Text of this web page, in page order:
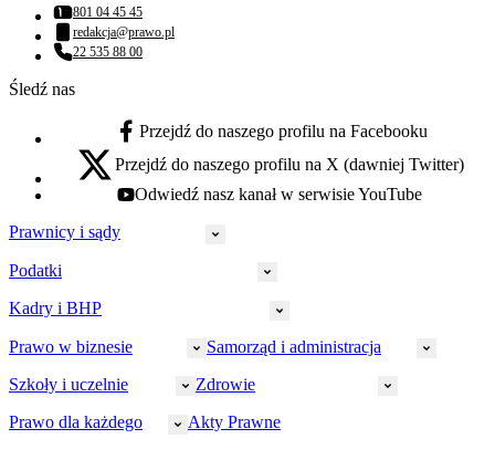
Numer telefonu:
801 04 45 45
Adres email:
redakcja@prawo.pl
Numer telefonu:
22 535 88 00
Śledź nas
facebook - otwiera się w nowej karcie
Przejdź do naszego profilu na Facebooku
x - otwiera się w nowej karcie
Przejdź do naszego profilu na X (dawniej Twitter)
youtube - otwiera się w nowej karcie
Odwiedź nasz kanał w serwisie YouTube
Prawnicy i sądy
Prawnicy
Policja
Strefa aplikanta
Sędziowie
Podatki
CIT
Akcyza
Rachunkowość
Kadry i BHP
HR
Ubezpieczenia społeczne
Prawo w biznesie
Małe i średnie firmy
Samorząd i administracja
Bezpieczeństwo publiczne
Szkoły i uczelnie Zdrowie
Prawo dla każdego Akty Prawne